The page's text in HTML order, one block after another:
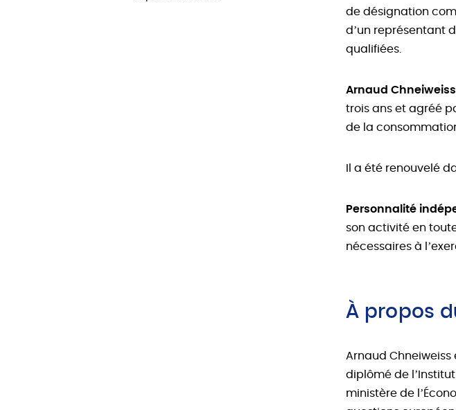
de désignation
d’un représentant
qualifiées.
Arnaud
trois ans et agréé
de la
Il a été renouvelé
Personnalité
son activité en
nécessaires à
À propos
Arnaud Chneiweiss
diplômé de
ministère de